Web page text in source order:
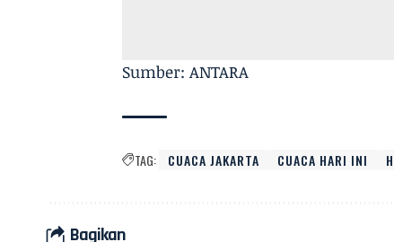
Sumber: ANTARA
TAG: CUACA JAKARTA CUACA HARI INI
Bagikan